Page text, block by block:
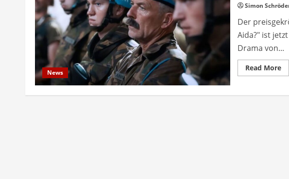
News
Simon
Der
Aida?" ist
Drama von...
Read More